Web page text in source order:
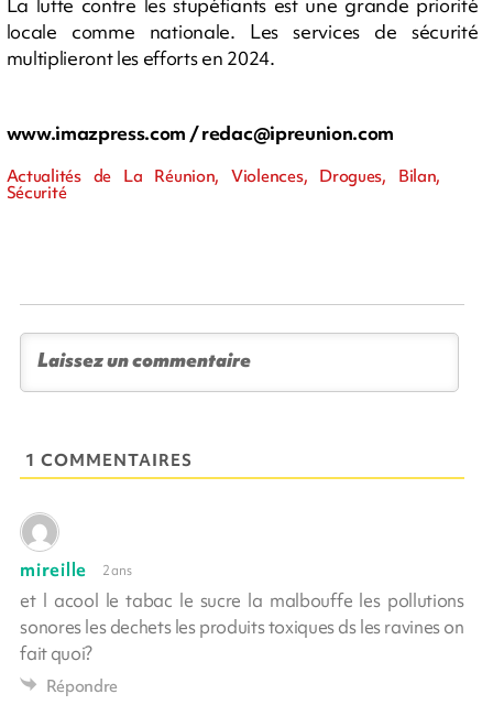
locale comme nationale. Les services de sécurité
multiplieront les efforts en 2024.
www.imazpress.com /redac@ipreunion.com
Actualités de La Réunion, Violences, Drogues, Bilan,
Sécurité
1 COMMENTAIRES
mireille 2 ans
et l acool le tabac le sucre la malbouffe les pollutions
sonores les dechets les produits toxiques ds les ravines on
fait quoi?
Répondre